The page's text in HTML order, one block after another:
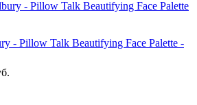
- Pillow Talk Beautifying Face Palette -